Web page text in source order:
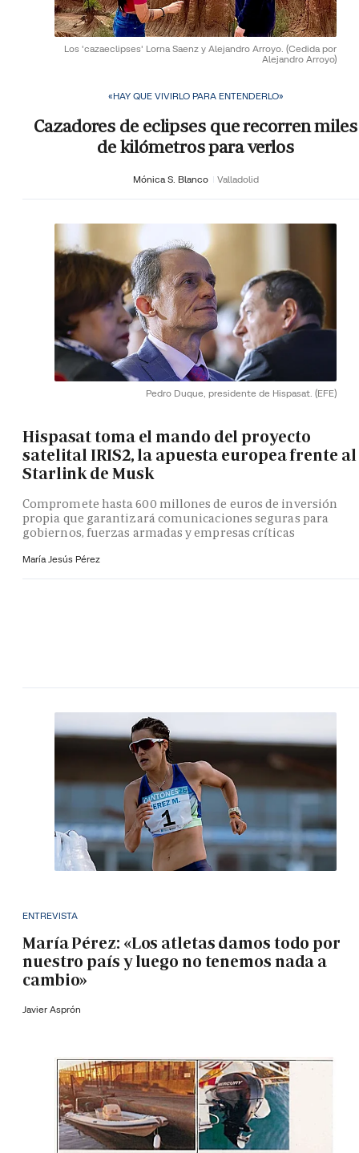
Los 'cazaeclipses' Lorna Saenz y Alejandro Arroyo. (Cedida por
Alejandro Arroyo)
«HAY QUE VIVIRLO PARA ENTENDERLO»
Cazadores de eclipses que recorren miles
de kilómetros para verlos
Mónica S. Blanco Valladolid
Pedro Duque, presidente de Hispasat. (EFE)
Hispasat toma el mando del proyecto
satelital IRIS2, la apuesta europea frente al
Starlink de Musk
Compromete hasta 600 millones de euros de inversión
propia que garantizará comunicaciones seguras para
gobiernos, fuerzas armadas y empresas críticas
María Jesús Pérez
ENTREVISTA
María Pérez: «Los atletas damos todo por
nuestro país y luego no tenemos nada a
cambio»
Javier Asprón